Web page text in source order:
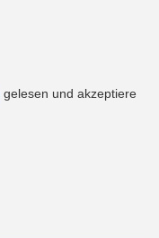
gelesen und akzeptiere